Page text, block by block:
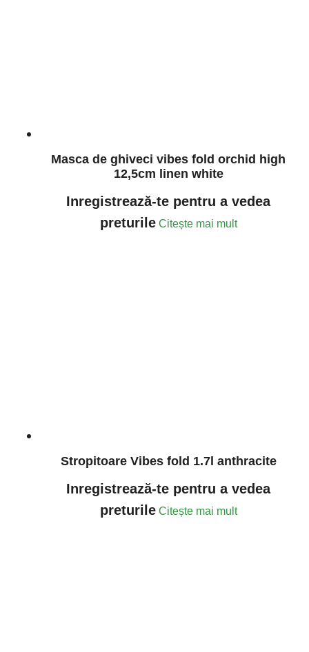
Masca de ghiveci vibes fold orchid high
12,5cm linen white
Inregistrează-te pentru a vedea
preturile Citește mai mult
Stropitoare Vibes fold 1.7l anthracite
Inregistrează-te pentru a vedea
preturile Citește mai mult